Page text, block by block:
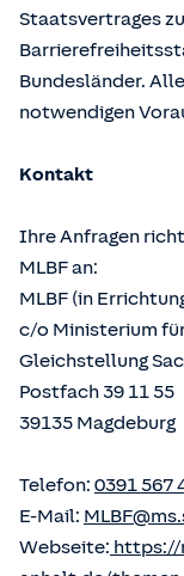
Staatsvertrages
Bundesländer.
notwendigen
Kontakt
Ihre Anfragen
MLBF an:
MLBF (in
c/o Ministerium
Gleichstellung
Postfach 39 11 55
39135 Magdeburg
Telefon: 0391 567
E-Mail:
Webseite: https://